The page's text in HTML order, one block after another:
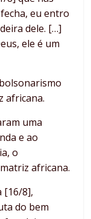
eu entro
dele. […]
ele é um
africana.
uma
e ao
o
africana.
[16/8],
do bem